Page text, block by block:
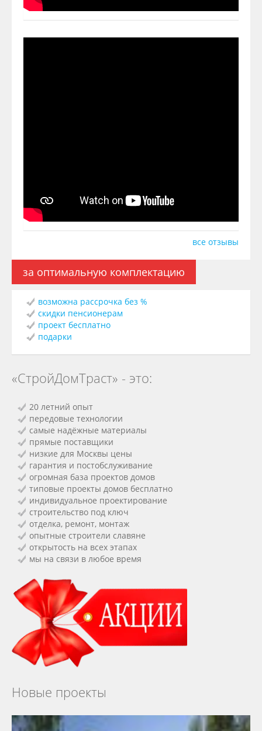
все отзывы
за оптимальную комплектацию
возможна рассрочка без %
скидки пенсионерам
проект бесплатно
подарки
«СтройДомТраст» - это:
20 летний опыт
передовые технологии
самые надёжные материалы
прямые поставщики
низкие для Москвы цены
гарантия и постобслуживание
огромная база проектов домов
типовые проекты домов бесплатно
индивидуальное проектирование
строительство под ключ
отделка, ремонт, монтаж
опытные строители славяне
открытость на всех этапах
мы на связи в любое время
Новые проекты